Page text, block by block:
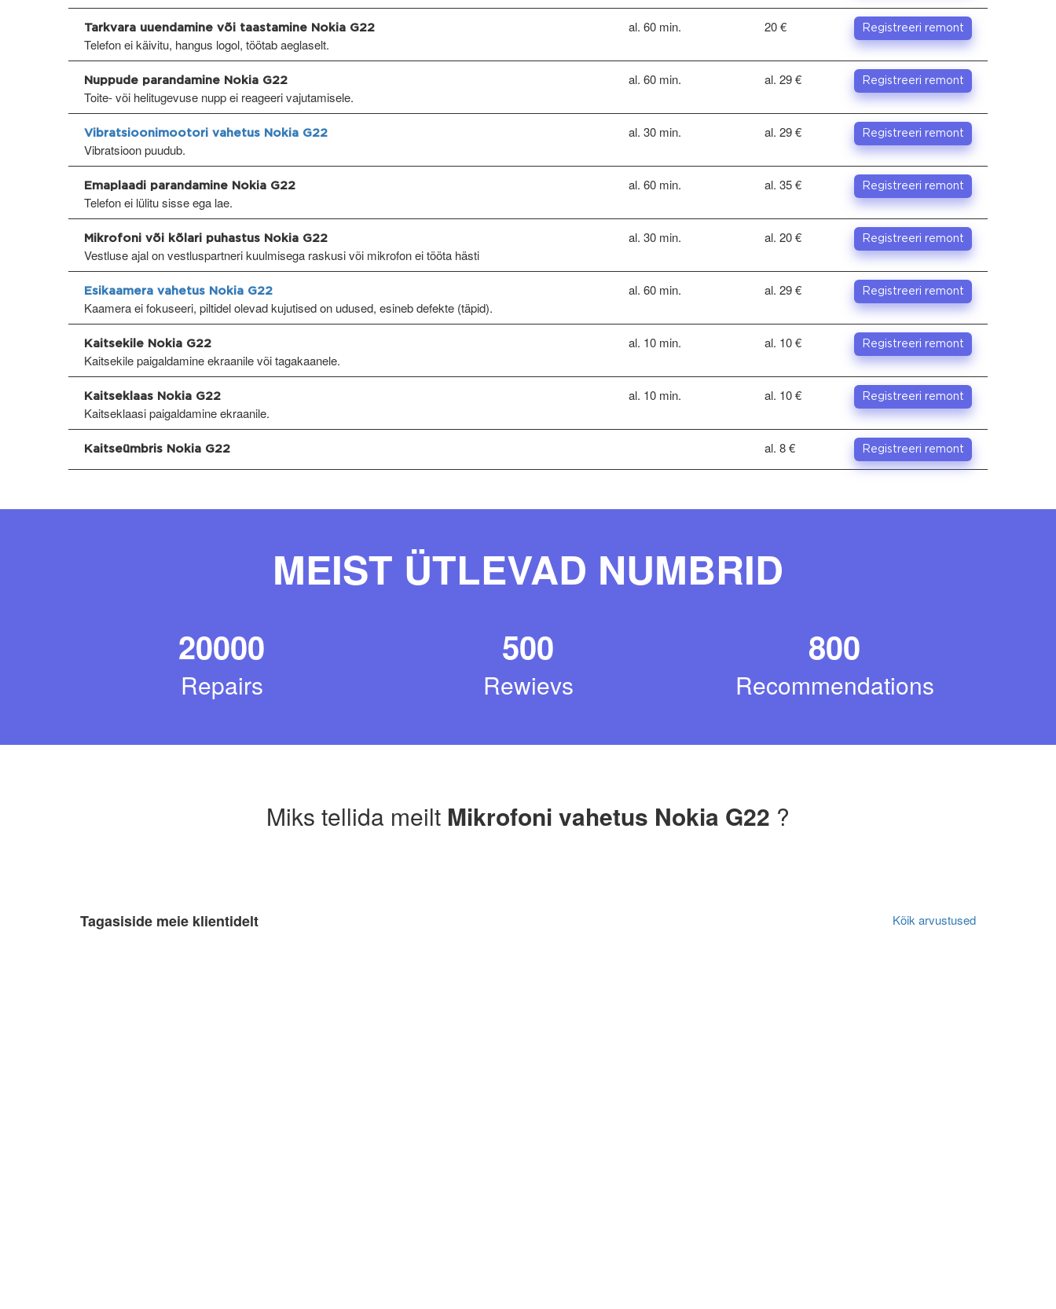
Tarkvara uuendamine või taastamine Nokia G22
Telefon ei käivitu, hangus logol, töötab aeglaselt.
al. 60 min. 20 € Registreeri remont
Nuppude parandamine Nokia G22
Toite- või helitugevuse nupp ei reageeri vajutamisele.
al. 60 min. al. 29 € Registreeri remont
Vibratsioonimootori vahetus Nokia G22
Vibratsioon puudub.
al. 30 min. al. 29 € Registreeri remont
Emaplaadi parandamine Nokia G22
Telefon ei lülitu sisse ega lae.
al. 60 min. al. 35 € Registreeri remont
Mikrofoni või kõlari puhastus Nokia G22
Vestluse ajal on vestluspartneri kuulmisega raskusi või mikrofon ei tööta hästi
al. 30 min. al. 20 € Registreeri remont
Esikaamera vahetus Nokia G22
Kaamera ei fokuseeri, piltidel olevad kujutised on udused, esineb defekte (täpid).
al. 60 min. al. 29 € Registreeri remont
Kaitsekile Nokia G22
Kaitsekile paigaldamine ekraanile või tagakaanele.
al. 10 min. al. 10 € Registreeri remont
Kaitseklaas Nokia G22
Kaitseklaasi paigaldamine ekraanile.
al. 10 min. al. 10 € Registreeri remont
Kaitseümbris Nokia G22 al. 8 € Registreeri remont
MEIST ÜTLEVAD NUMBRID
20000
Repairs
500
Rewievs
800
Recommendations
Miks tellida meilt Mikrofoni vahetus Nokia G22 ?
Tagasiside meie klientidelt Kõik arvustused